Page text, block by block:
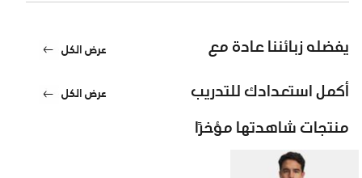
يفضله زبائننا عادة مع عرض الكل
أكمل استعدادك للتدريب عرض الكل
منتجات شاهدتها مؤخرًا